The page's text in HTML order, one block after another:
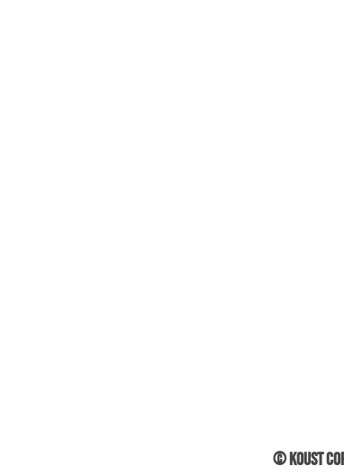
© Koust